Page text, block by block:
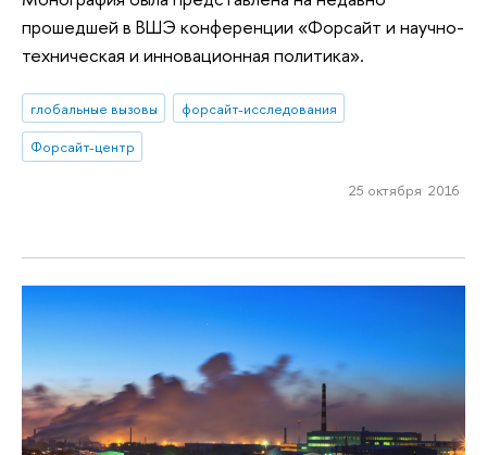
прошедшей в ВШЭ конференции «Форсайт и научно-
техническая и инновационная политика».
глобальные вызовы
форсайт-исследования
Форсайт-центр
25 октября 2016